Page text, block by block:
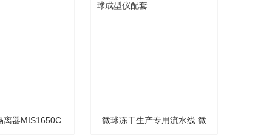
离器MIS1650C 微球冻干生产专用流水线 微